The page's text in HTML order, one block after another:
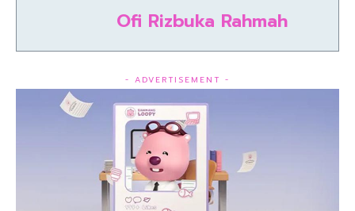
Ofi Rizbuka Rahmah
- ADVERTISEMENT -